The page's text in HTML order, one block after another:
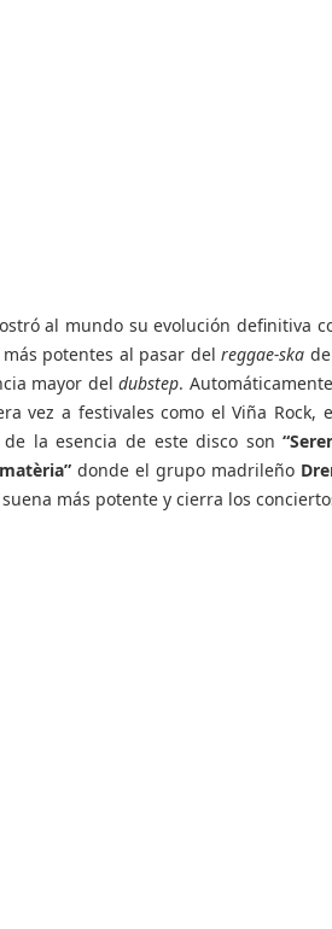
al mundo su evolución definitiva
potentes al pasar delreggae-ska
mayor deldubstep.
vez a festivales como el Viña Rock,
de la esencia de este disco son
donde el grupo madrileño
más potente y cierra los